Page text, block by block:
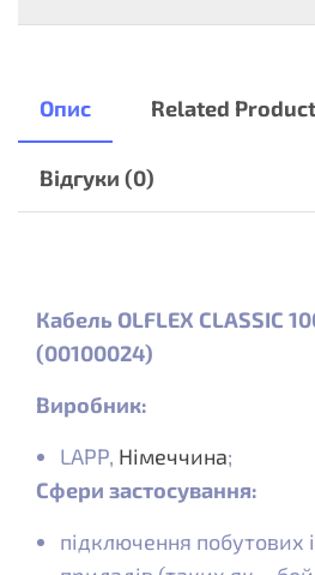
Опис Related
Відгуки (0)
Кабель OLFLEX CLASSIC
(00100024)
Виробник:
LAPP, Німеччина;
Сфери застосування:
підключення побутових